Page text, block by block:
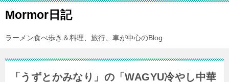
Mormor日記
ラーメン食べ歩き＆料理、旅行、車が中心のBlog
「うずとかみなり」の「WAGYU冷やし中華